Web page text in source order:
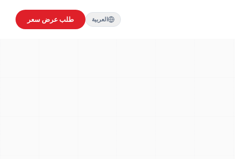
العربية طلب عرض سعر